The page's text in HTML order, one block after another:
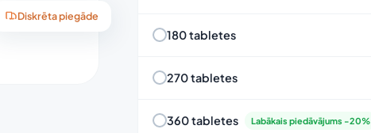
Diskrēta piegāde
180 tabletes
270 tabletes
360 tabletes Labākais piedāvājums -20%